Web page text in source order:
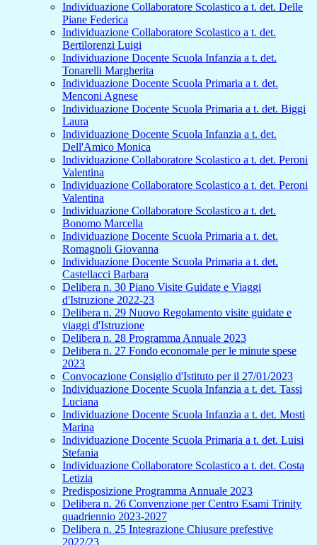
Individuazione Collaboratore Scolastico a t. det. Delle
Piane Federica
Individuazione Collaboratore Scolastico a t. det.
Bertilorenzi Luigi
Individuazione Docente Scuola Infanzia a t. det.
Tonarelli Margherita
Individuazione Docente Scuola Primaria a t. det.
Menconi Agnese
Individuazione Docente Scuola Primaria a t. det. Biggi
Laura
Individuazione Docente Scuola Infanzia a t. det.
Dell'Amico Monica
Individuazione Collaboratore Scolastico a t. det. Peroni
Valentina
Individuazione Collaboratore Scolastico a t. det. Peroni
Valentina
Individuazione Collaboratore Scolastico a t. det.
Bonomo Marcella
Individuazione Docente Scuola Primaria a t. det.
Romagnoli Giovanna
Individuazione Docente Scuola Primaria a t. det.
Castellacci Barbara
Delibera n. 30 Piano Visite Guidate e Viaggi
d'Istruzione 2022-23
Delibera n. 29 Nuovo Regolamento visite guidate e
viaggi d'Istruzione
Delibera n. 28 Programma Annuale 2023
Delibera n. 27 Fondo economale per le minute spese
2023
Convocazione Consiglio d'Istituto per il 27/01/2023
Individuazione Docente Scuola Infanzia a t. det. Tassi
Luciana
Individuazione Docente Scuola Infanzia a t. det. Mosti
Marina
Individuazione Docente Scuola Primaria a t. det. Luisi
Stefania
Individuazione Collaboratore Scolastico a t. det. Costa
Letizia
Predisposizione Programma Annuale 2023
Delibera n. 26 Convenzione per Centro Esami Trinity
quadriennio 2023-2027
Delibera n. 25 Integrazione Chiusure prefestive
2022/23